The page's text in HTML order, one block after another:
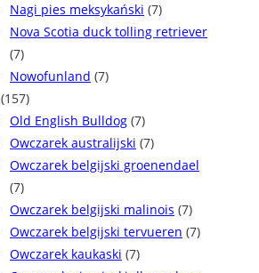
Nagi pies meksykański (7)
Nova Scotia duck tolling retriever
(7)
Nowofunland (7)
(157)
Old English Bulldog (7)
Owczarek australijski (7)
Owczarek belgijski groenendael
(7)
Owczarek belgijski malinois (7)
Owczarek belgijski tervueren (7)
Owczarek kaukaski (7)